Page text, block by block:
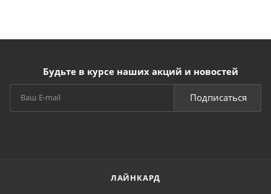
Будьте в курсе наших акций и новостей
Подписаться
ЛАЙНКАРД